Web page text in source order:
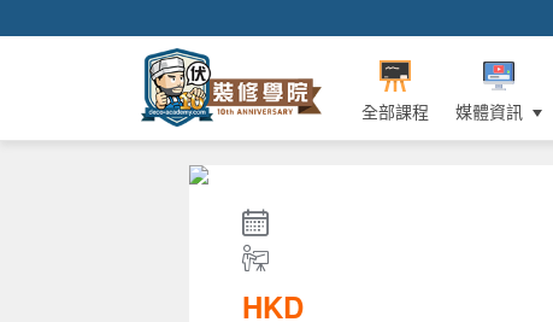
全部課程 媒體資訊
HKD